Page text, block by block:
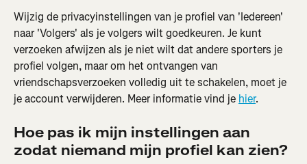
Wijzig de privacyinstellingen van je profiel van 'Iedereen'
naar 'Volgers' als je volgers wilt goedkeuren. Je kunt
verzoeken afwijzen als je niet wilt dat andere sporters je
profiel volgen, maar om het ontvangen van
vriendschapsverzoeken volledig uit te schakelen, moet je
je account verwijderen. Meer informatie vind je hier.
Hoe pas ik mijn instellingen aan
zodat niemand mijn profiel kan zien?